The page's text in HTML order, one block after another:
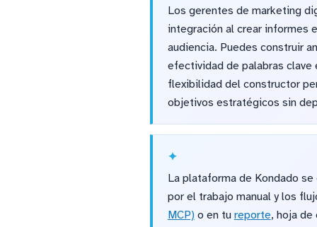
Los gerentes de marketing
integración al crear informes
audiencia. Puedes construir
efectividad de palabras
flexibilidad del constructor
objetivos estratégicos sin
La plataforma de Kondado
por el trabajo manual y los
MCP)o en tu reporte, hoja de